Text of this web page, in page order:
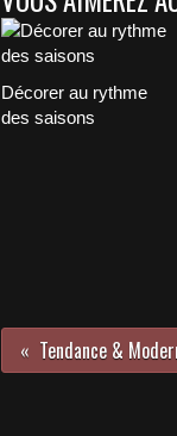
Décorer au rythme
des saisons